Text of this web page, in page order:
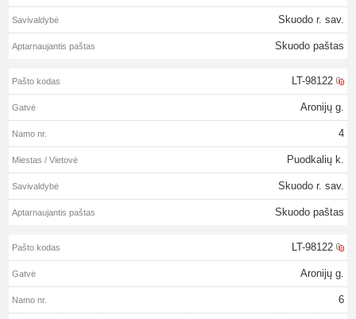
Skuodo r. sav.
Skuodo paštas
LT-98122
Aronijų g.
4
Puodkalių k.
Skuodo r. sav.
Skuodo paštas
LT-98122
Aronijų g.
6